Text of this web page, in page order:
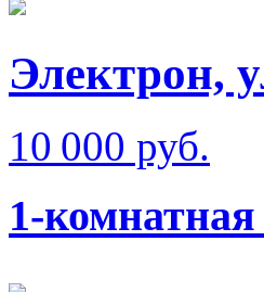
Электрон,
10 000 руб.
1-